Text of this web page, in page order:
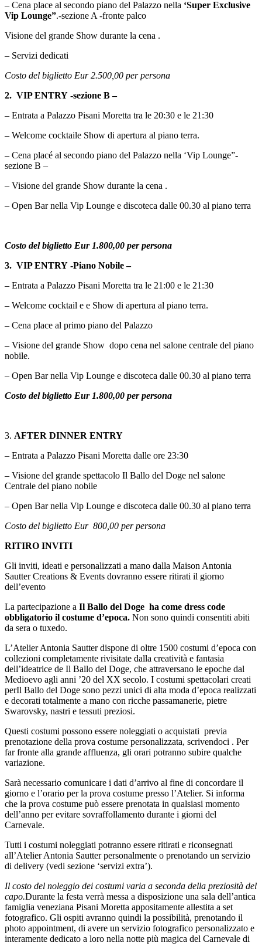
– Cena place al secondo piano del Palazzo nella ‘Super Exclusive
Vip Lounge”.-sezione A -fronte palco
Visione del grande Show durante la cena .
– Servizi dedicati
Costo del biglietto Eur 2.500,00 per persona
2. VIP ENTRY -sezione B –
– Entrata a Palazzo Pisani Moretta tra le 20:30 e le 21:30
– Welcome cocktaile Show di apertura al piano terra.
– Cena placé al secondo piano del Palazzo nella ‘Vip Lounge”-
sezione B –
– Visione del grande Show durante la cena .
– Open Bar nella Vip Lounge e discoteca dalle 00.30 al piano terra
Costo del biglietto Eur 1.800,00 per persona
3. VIP ENTRY -Piano Nobile –
– Entrata a Palazzo Pisani Moretta tra le 21:00 e le 21:30
– Welcome cocktail e e Show di apertura al piano terra.
– Cena place al primo piano del Palazzo
– Visione del grande Show dopo cena nel salone centrale del piano
nobile.
– Open Bar nella Vip Lounge e discoteca dalle 00.30 al piano terra
Costo del biglietto Eur 1.800,00 per persona
3. AFTER DINNER ENTRY
– Entrata a Palazzo Pisani Moretta dalle ore 23:30
– Visione del grande spettacolo Il Ballo del Doge nel salone
Centrale del piano nobile
– Open Bar nella Vip Lounge e discoteca dalle 00.30 al piano terra
Costo del biglietto Eur 800,00 per persona
RITIRO INVITI
Gli inviti, ideati e personalizzati a mano dalla Maison Antonia
Sautter Creations & Events dovranno essere ritirati il giorno
dell’evento
La partecipazione a Il Ballo del Doge ha come dress code
obbligatorio il costume d’epoca. Non sono quindi consentiti abiti
da sera o tuxedo.
L’Atelier Antonia Sautter dispone di oltre 1500 costumi d’epoca con
collezioni completamente rivisitate dalla creatività e fantasia
dell’ideatrice de Il Ballo del Doge, che attraversano le epoche dal
Medioevo agli anni ’20 del XX secolo. I costumi spettacolari creati
perIl Ballo del Doge sono pezzi unici di alta moda d’epoca realizzati
e decorati totalmente a mano con ricche passamanerie, pietre
Swarovsky, nastri e tessuti preziosi.
Questi costumi possono essere noleggiati o acquistati previa
prenotazione della prova costume personalizzata, scrivendoci . Per
far fronte alla grande affluenza, gli orari potranno subire qualche
variazione.
Sarà necessario comunicare i dati d’arrivo al fine di concordare il
giorno e l’orario per la prova costume presso l’Atelier. Si informa
che la prova costume può essere prenotata in qualsiasi momento
dell’anno per evitare sovraffollamento durante i giorni del
Carnevale.
Tutti i costumi noleggiati potranno essere ritirati e riconsegnati
all’Atelier Antonia Sautter personalmente o prenotando un servizio
di delivery (vedi sezione ‘servizi extra’).
Il costo del noleggio dei costumi varia a seconda della preziosità del
capo.Durante la festa verrà messa a disposizione una sala dell’antica
famiglia veneziana Pisani Moretta appositamente allestita a set
fotografico. Gli ospiti avranno quindi la possibilità, prenotando il
photo appointment, di avere un servizio fotografico personalizzato e
interamente dedicato a loro nella notte più magica del Carnevale di